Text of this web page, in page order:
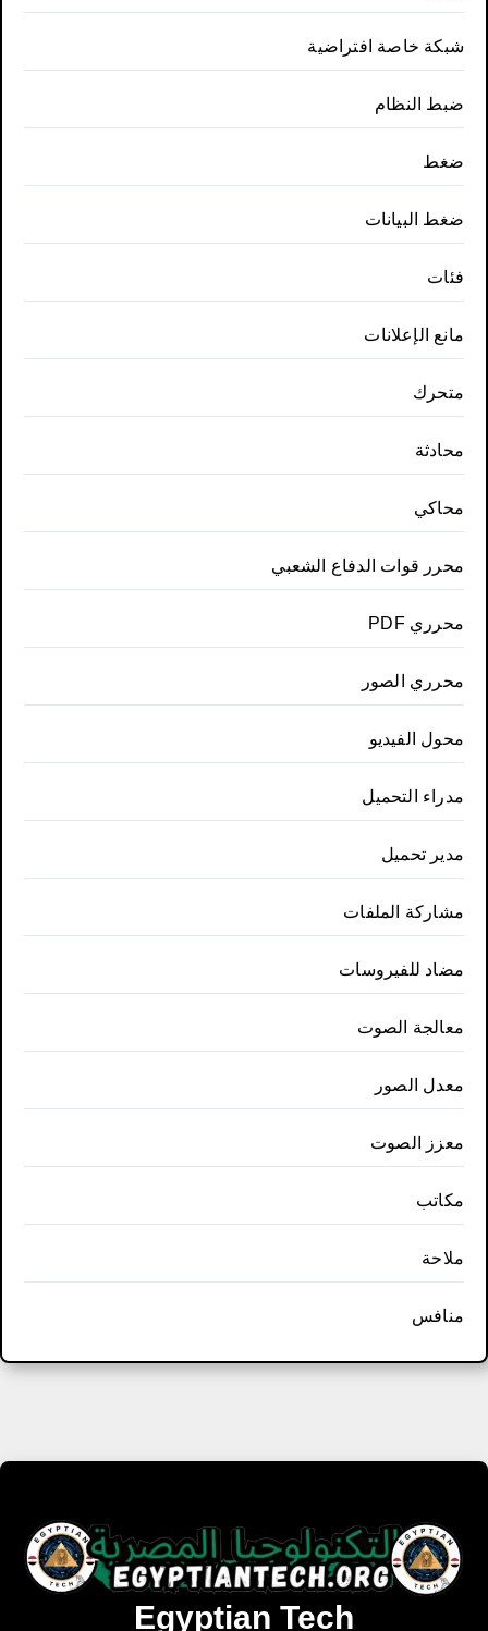
شبكة خاصة افتراضية
ضبط النظام
ضغط
ضغط البيانات
فئات
مانع الإعلانات
متحرك
محادثة
محاكي
محرر قوات الدفاع الشعبي
محرري PDF
محرري الصور
محول الفيديو
مدراء التحميل
مدير تحميل
مشاركة الملفات
مضاد للفيروسات
معالجة الصوت
معدل الصور
معزز الصوت
مكاتب
ملاحة
منافس
Egyptian Tech